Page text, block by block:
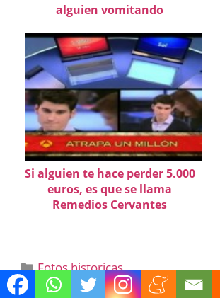
alguien vomitando
Si alguien te hace perder 5.000
euros, es que se llama
Remedios Cervantes
Categorías
Fotos historicas